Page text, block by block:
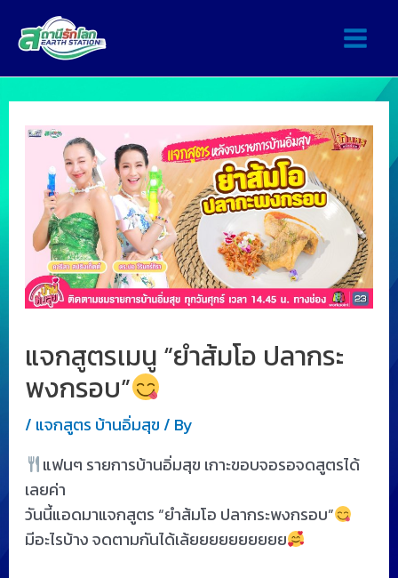
แจกสูตรเมนู “ยำส้มโอ ปลากระ
พงกรอบ”
/ แจกสูตร บ้านอิ่มสุข / By
แฟนๆ รายการบ้านอิ่มสุข เกาะขอบจอรอจดสูตรได้
เลยค่า
วันนี้แอดมาแจกสูตร “ยำส้มโอ ปลากระพงกรอบ”
มีอะไรบ้าง จดตามกันได้เล้ยยยยยยยยยย